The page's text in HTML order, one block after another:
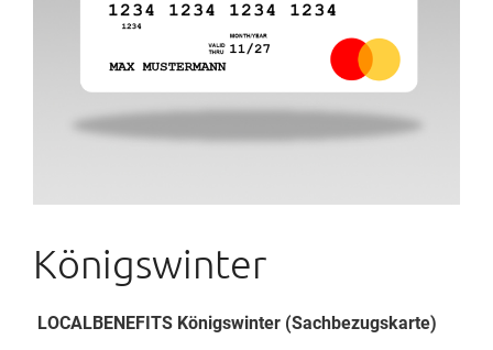
Königswinter
LOCALBENEFITS Königswinter (Sachbezugskarte)